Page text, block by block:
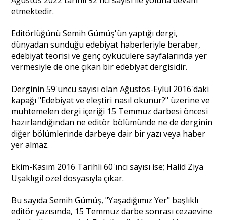
etmektedir.
Editörlüğünü Semih Gümüş'ün yaptığı dergi,
dünyadan sunduğu edebiyat haberleriyle beraber,
edebiyat teorisi ve genç öykücülere sayfalarında yer
vermesiyle de öne çıkan bir edebiyat dergisidir.
Derginin 59'uncu sayısı olan Ağustos-Eylül 2016'daki
kapağı "Edebiyat ve eleştiri nasıl okunur?" üzerine ve
muhtemelen dergi içeriği 15 Temmuz darbesi öncesi
hazırlandığından ne editör bölümünde ne de derginin
diğer bölümlerinde darbeye dair bir yazı veya haber
yer almaz.
Ekim-Kasım 2016 Tarihli 60'ıncı sayısı ise; Halid Ziya
Uşaklıgil özel dosyasıyla çıkar.
Bu sayıda Semih Gümüş, "Yaşadığımız Yer" başlıklı
editör yazısında, 15 Temmuz darbe sonrası cezaevine